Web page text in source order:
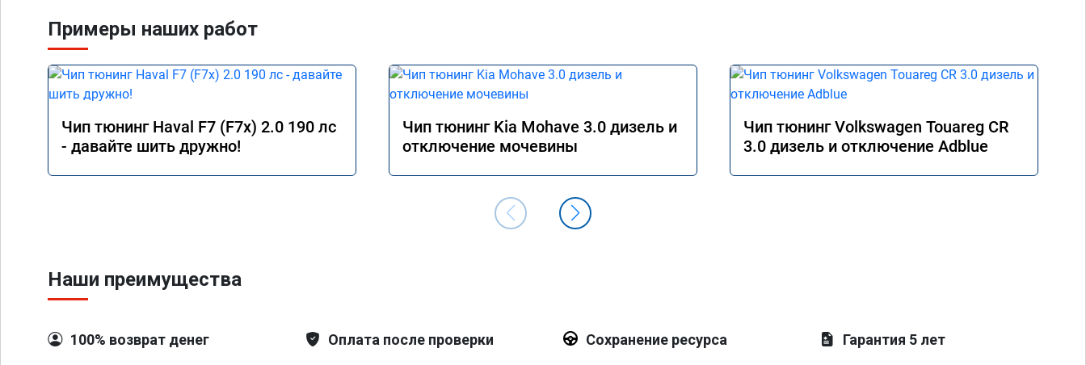
Примеры наших работ
Чип тюнинг Haval F7 (F7x) 2.0 190 лс
- давайте шить дружно!
Чип тюнинг Kia Mohave 3.0 дизель и
отключение мочевины
Чип тюнинг Volkswagen Touareg CR
3.0 дизель и отключение Adblue
Наши преимущества
100% возврат денег Оплата после проверки Сохранение ресурса Гарантия 5 лет